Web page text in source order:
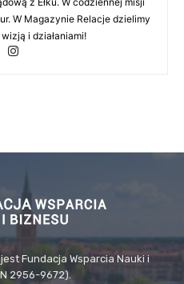
W Magazynie Relacje dzielimy
i działaniami!
Fundacja Wsparcia Nauki i
2956-9672).